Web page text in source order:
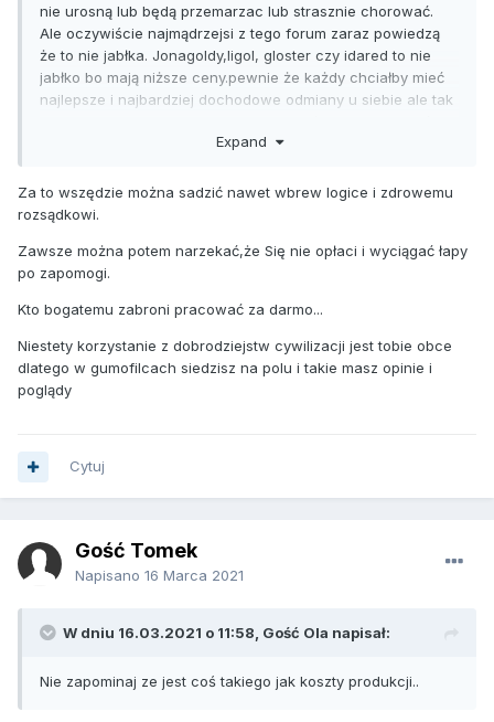
nie urosną lub będą przemarzac lub strasznie chorować.
Ale oczywiście najmądrzejsi z tego forum zaraz powiedzą
że to nie jabłka. Jonagoldy,ligol, gloster czy idared to nie
jabłko bo mają niższe ceny.pewnie że każdy chciałby mieć
najlepsze i najbardziej dochodowe odmiany u siebie ale tak
wcale sadu niz kartoflane jabłko.a jak stanowisko się nie
ten człowiek i jego opinię są naprawdę mało istotne. Nie
wszędzie można też latać dronami
Expand
Za to wszędzie można sadzić nawet wbrew logice i zdrowemu
rozsądkowi.
Zawsze można potem narzekać,że Się nie opłaci i wyciągać łapy
po zapomogi.
Kto bogatemu zabroni pracować za darmo...
Niestety korzystanie z dobrodziejstw cywilizacji jest tobie obce
dlatego w gumofilcach siedzisz na polu i takie masz opinie i
poglądy
Cytuj
Gość Tomek
Napisano 16 Marca 2021
W dniu 16.03.2021 o 11:58, Gość Ola napisał:
Nie zapominaj ze jest coś takiego jak koszty produkcji..